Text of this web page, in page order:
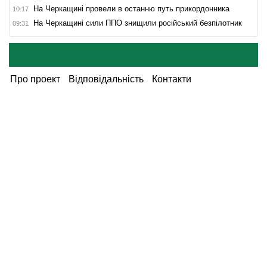
10:17 На Черкащині провели в останню путь прикордонника
09:31 На Черкащині сили ППО знищили російський безпілотник
Про проект Відповідальність Контакти